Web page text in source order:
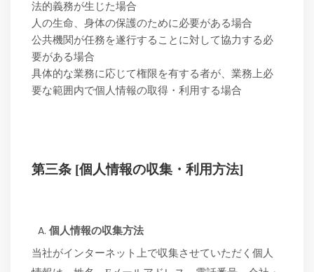
法的義務が生じた場合
人の生命、身体の保護のために必要がある場合
公共機関が任務を遂行することに対して協力する必
要がある場合
具体的な業務に応じて権限を有する者が、業務上必
要な範囲内で個人情報の取得・利用する場合
第三条 [個人情報の収集・利用方法]
個人情報の収集方法
当社がインターネット上で収集させていただく個人